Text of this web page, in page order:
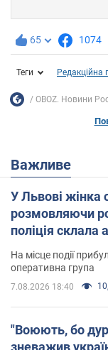
65 1074
Теги Редакційна
OBOZ. Новини
Важливе
У Львові жінка
розмовляючи
поліція склала
На місце події
оперативна група
7.08.2026 18:40
"Воюють, бо
зневажив